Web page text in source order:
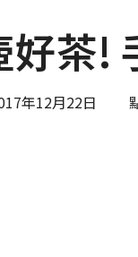
好茶!
年12月22日